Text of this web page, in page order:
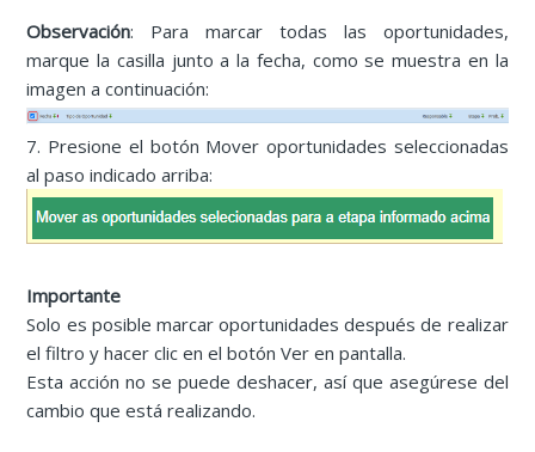
Observación: Para marcar todas las oportunidades,
marque la casilla junto a la fecha, como se muestra en la
imagen a continuación:
7. Presione el botón Mover oportunidades seleccionadas
al paso indicado arriba:
Importante
Solo es posible marcar oportunidades después de realizar
el filtro y hacer clic en el botón Ver en pantalla.
Esta acción no se puede deshacer, así que asegúrese del
cambio que está realizando.